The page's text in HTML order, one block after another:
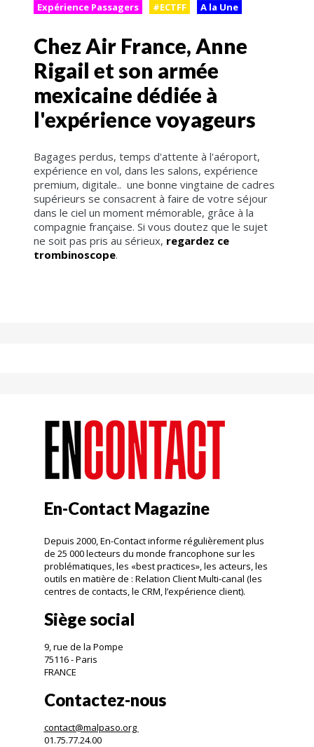
Expérience Passagers #ECTFF A la Une
Chez Air France, Anne
Rigail et son armée
mexicaine dédiée à
l'expérience voyageurs
Bagages perdus, temps d'attente à l'aéroport,
expérience en vol, dans les salons, expérience
premium, digitale.. une bonne vingtaine de cadres
supérieurs se consacrent à faire de votre séjour
dans le ciel un moment mémorable, grâce à la
compagnie française. Si vous doutez que le sujet
ne soit pas pris au sérieux, regardez ce
trombinoscope.
En-Contact Magazine
Depuis 2000, En-Contact informe régulièrement plus
de 25 000 lecteurs du monde francophone sur les
problématiques, les «best practices», les acteurs, les
outils en matière de : Relation Client Multi-canal (les
centres de contacts, le CRM, l’expérience client).
Siège social
9, rue de la Pompe
75116 - Paris
FRANCE
Contactez-nous
contact@malpaso.org
01.75.77.24.00